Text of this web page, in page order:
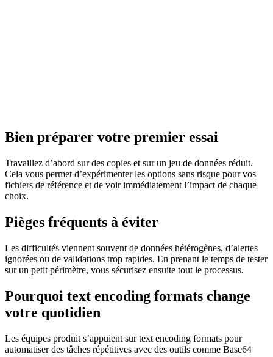
Bien préparer votre premier essai
Travaillez d’abord sur des copies et sur un jeu de données réduit.
Cela vous permet d’expérimenter les options sans risque pour vos
fichiers de référence et de voir immédiatement l’impact de chaque
choix.
Pièges fréquents à éviter
Les difficultés viennent souvent de données hétérogènes, d’alertes
ignorées ou de validations trop rapides. En prenant le temps de tester
sur un petit périmètre, vous sécurisez ensuite tout le processus.
Pourquoi text encoding formats change
votre quotidien
Les équipes produit s’appuient sur text encoding formats pour
automatiser des tâches répétitives avec des outils comme Base64